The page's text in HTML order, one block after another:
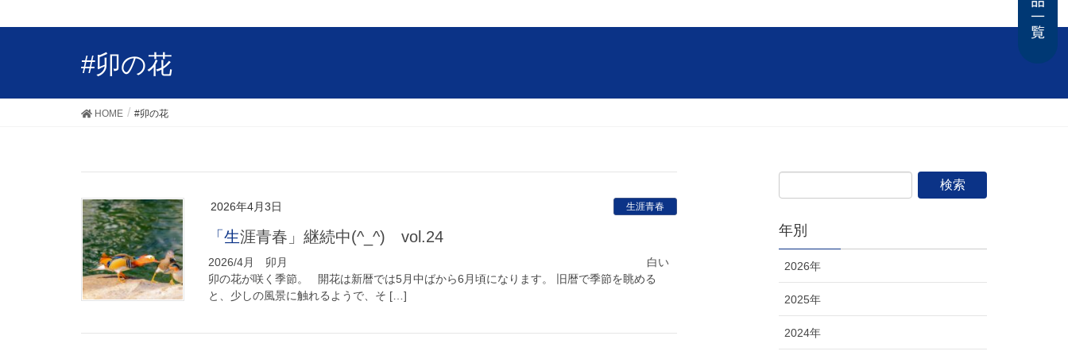
#卯の花
HOME #卯の花
2026年4月3日 生涯青春
「生涯青春」継続中(^_^) vol.24
2026/4月 卯月 白い
卯の花が咲く季節。 開花は新暦では5月中ばから6月頃になります。 旧暦で季節を眺める
と、少しの風景に触れるようで、そ […]
年別
2026年
2025年
2024年